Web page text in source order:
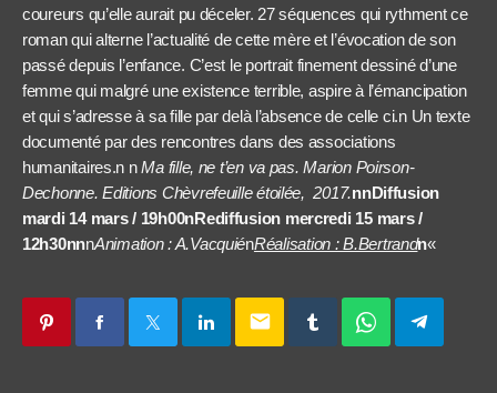
coureurs qu’elle aurait pu déceler. 27 séquences qui rythment ce
roman qui alterne l’actualité de cette mère et l’évocation de son
passé depuis l’enfance. C’est le portrait finement dessiné d’une
femme qui malgré une existence terrible, aspire à l’émancipation
et qui s’adresse à sa fille par delà l’absence de celle ci.n Un texte
documenté par des rencontres dans des associations
humanitaires.n nMa fille, ne t’en va pas. Marion Poirson-
Dechonne. Editions Chèvrefeuille étoilée, 2017.nnDiffusion
mardi 14 mars / 19h00nRediffusion mercredi 15 mars /
12h30nnnAnimation : A.VacquiénRéalisation : B.Bertrandn«
email